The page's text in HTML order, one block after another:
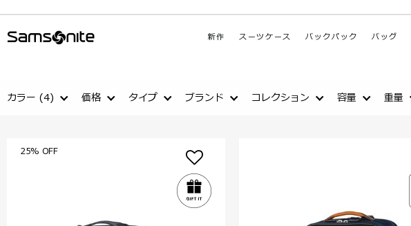
新作 スーツケース バックパック バッグ
カラー (4) 価格 タイプ ブランド コレクション 容量 重量
25% OFF